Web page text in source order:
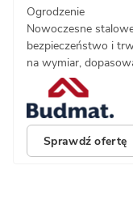
Ogrodzenie
Nowoczesne
bezpieczeństwo i
na wymiar,
Sprawdź ofertę